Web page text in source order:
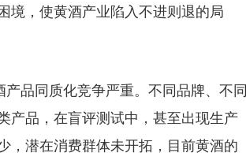
境，使黄酒产业陷入不进则退的局
品同质化竞争严重。不同品牌、不同
产品，在盲评测试中，甚至出现生产
，潜在消费群体未开拓，目前黄酒的